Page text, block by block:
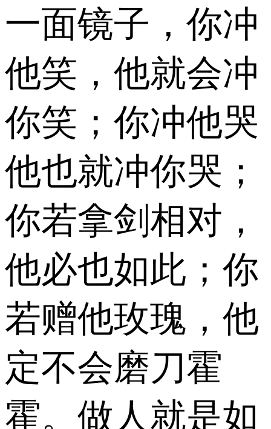
一面镜子，你冲
他笑，他就会冲
你笑；你冲他哭
他也就冲你哭；
你若拿剑相对，
他必也如此；你
若赠他玫瑰，他
定不会磨刀霍
霍。做人就是如